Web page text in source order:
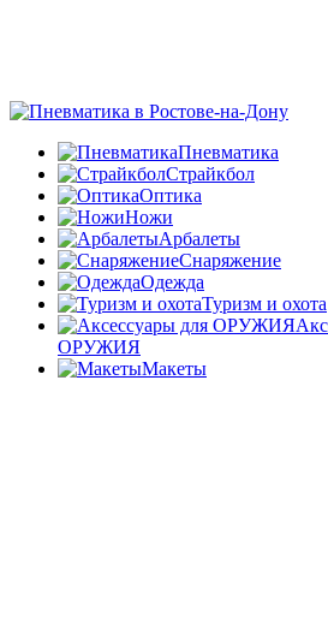
Пневматика
Страйкбол
Оптика
Ножи
Арбалеты
Снаряжение
Одежда
Туризм и охота
ОРУЖИЯ
Макеты